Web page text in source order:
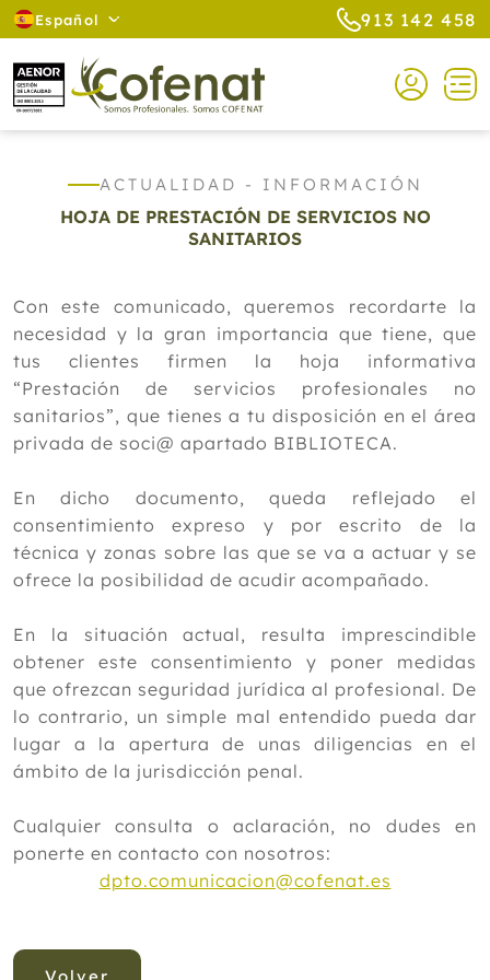
Español 913 142 458
ACTUALIDAD - INFORMACIÓN
HOJA DE PRESTACIÓN DE SERVICIOS NO
SANITARIOS
Con este comunicado, queremos recordarte la
necesidad y la gran importancia que tiene, que
tus clientes firmen la hoja informativa
“Prestación de servicios profesionales no
sanitarios”, que tienes a tu disposición en el área
privada de soci@ apartado BIBLIOTECA.
En dicho documento, queda reflejado el
consentimiento expreso y por escrito de la
técnica y zonas sobre las que se va a actuar y se
ofrece la posibilidad de acudir acompañado.
En la situación actual, resulta imprescindible
obtener este consentimiento y poner medidas
que ofrezcan seguridad jurídica al profesional. De
lo contrario, un simple mal entendido pueda dar
lugar a la apertura de unas diligencias en el
ámbito de la jurisdicción penal.
Cualquier consulta o aclaración, no dudes en
ponerte en contacto con nosotros:
dpto.comunicacion@cofenat.es